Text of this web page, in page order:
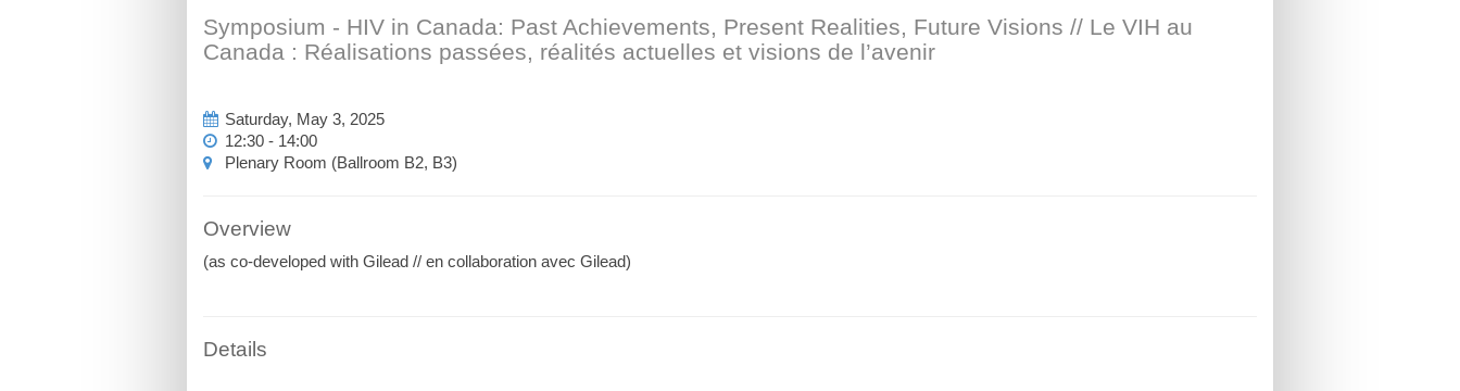
Symposium - HIV in Canada: Past Achievements, Present Realities, Future Visions // Le VIH au
Canada : Réalisations passées, réalités actuelles et visions de l’avenir
Saturday, May 3, 2025
12:30 - 14:00
Plenary Room (Ballroom B2, B3)
Overview
(as co-developed with Gilead // en collaboration avec Gilead)
Details